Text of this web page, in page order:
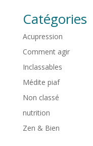
Catégories
Acupression
Comment agir
Inclassables
Médite piaf
Non classé
nutrition
Zen & Bien